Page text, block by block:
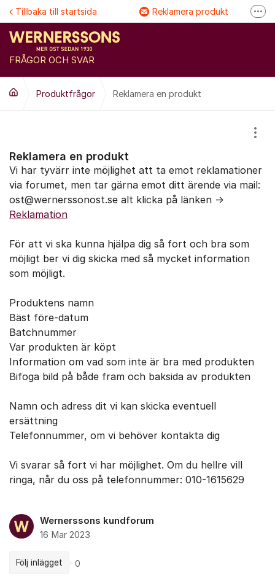
Hoppa till innehåll
FRÅGOR OCH SVAR
Tillbaka till startsida Reklamera produkt
FAQ
Produktfrågor Reklamera en produkt
Reklamera en produkt
Vi har tyvärr inte möjlighet att ta emot reklamationer
via forumet, men tar gärna emot ditt ärende via mail:
ost@wernerssonost.se alt klicka på länken ->
Reklamation
För att vi ska kunna hjälpa dig så fort och bra som
möjligt ber vi dig skicka med så mycket information
som möjligt.
Produktens namn
Bäst före-datum
Batchnummer
Var produkten är köpt
Information om vad som inte är bra med produkten
Bifoga bild på både fram och baksida av produkten
Namn och adress dit vi kan skicka eventuell
ersättning
Telefonnummer, om vi behöver kontakta dig
Vi svarar så fort vi har möjlighet. Om du hellre vill
ringa, når du oss på telefonnummer: 010-1615629
Wernerssons kundforum
16 Mar 2023
Följ inlägget 0